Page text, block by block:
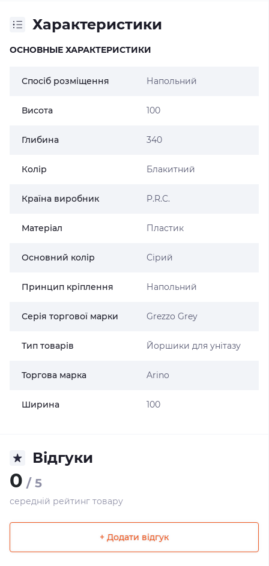
Характеристики
ОСНОВНЫЕ ХАРАКТЕРИСТИКИ
Спосіб розміщення Напольний
Висота 100
Глибина 340
Колір Блакитний
Країна виробник P.R.C.
Матеріал Пластик
Основний колір Сірий
Принцип кріплення Напольний
Серія торгової марки Grezzo Grey
Тип товарів Йоршики для унітазу
Торгова марка Arino
Ширина 100
Відгуки
0 / 5
середній рейтинг товару
+ Додати відгук